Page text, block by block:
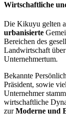
Wirtschaftliche
Die Kikuyu gelten
urbanisierte
Bereichen des
Landwirtschaft
Unternehmertum.
Bekannte
Präsident, sowie
Unternehmer
wirtschaftliche
zurModerne und